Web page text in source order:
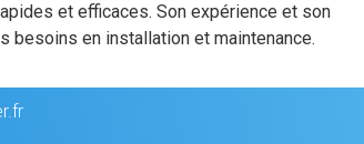
et efficaces. Son expérience et son
besoins en installation et maintenance.